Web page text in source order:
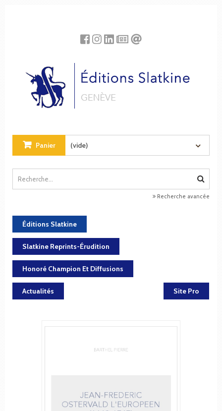
Panier (vide)
Recherche avancée
Éditions Slatkine
Slatkine Reprints-Érudition
Honoré Champion Et Diffusions
Actualités Site Pro